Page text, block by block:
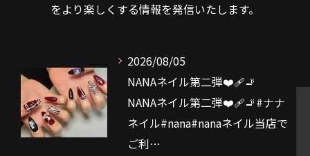
をより楽しくする情報を発信いたします。
2026/08/05
NANAネイル第二弾❤️‍🩹🚬
NANAネイル第二弾❤️‍🩹🚬#ナナ
ネイル#nana#nanaネイル当店で
ご利…